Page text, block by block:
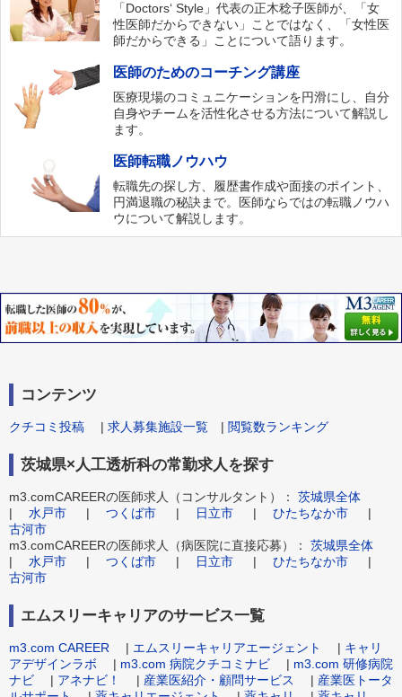
「Doctors‘ Style」代表の正木稔子医師が、「女
性医師だからできない」ことではなく、「女性医
師だからできる」ことについて語ります。
医師のためのコーチング講座
医療現場のコミュニケーションを円滑にし、自分
自身やチームを活性化させる方法について解説し
ます。
医師転職ノウハウ
転職先の探し方、履歴書作成や面接のポイント、
円満退職の秘訣まで。医師ならではの転職ノウハ
ウについて解説します。
コンテンツ
クチコミ投稿 | 求人募集施設一覧 | 閲覧数ランキング
茨城県×人工透析科の常勤求人を探す
m3.comCAREERの医師求人（コンサルタント）： 茨城県全体
| 水戸市 | つくば市 | 日立市 | ひたちなか市 |
古河市
m3.comCAREERの医師求人（病医院に直接応募）： 茨城県全体
| 水戸市 | つくば市 | 日立市 | ひたちなか市 |
古河市
エムスリーキャリアのサービス一覧
m3.com CAREER | エムスリーキャリアエージェント | キャリ
アデザインラボ | m3.com 病院クチコミナビ | m3.com 研修病院
ナビ | アネナビ！ | 産業医紹介・顧問サービス | 産業医トータ